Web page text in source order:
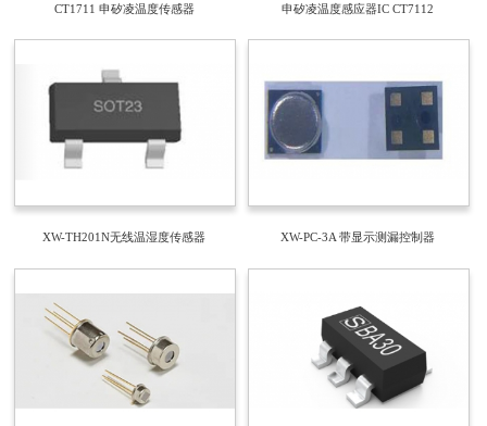
CT1711 申矽凌温度传感器 申矽凌温度感应器IC CT7112
XW-TH201N无线温湿度传感器 XW-PC-3A 带显示测漏控制器